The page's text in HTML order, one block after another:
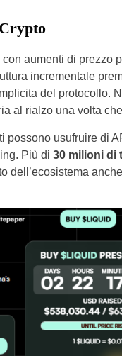
con aumenti di prezzo
incrementale
del protocollo.
al rialzo una volta
possono usufruire di
Più di 30 milioni di
dell’ecosistema